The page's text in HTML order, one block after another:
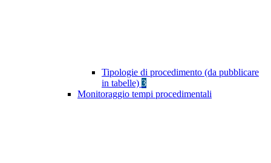
Tipologie di procedimento (da pubblicare
in tabelle) 3
Monitoraggio tempi procedimentali